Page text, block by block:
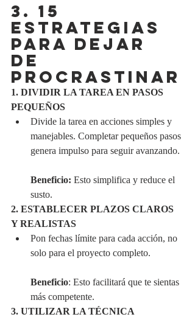
3. 15
ESTRATEGIAS
PARA DEJAR
DE
PROCRASTINAR
1. DIVIDIR LA TAREA EN PASOS
PEQUEÑOS
Divide la tarea en acciones simples y
manejables. Completar pequeños pasos
genera impulso para seguir avanzando.
Beneficio: Esto simplifica y reduce el
susto.
2. ESTABLECER PLAZOS CLAROS
Y REALISTAS
Pon fechas límite para cada acción, no
solo para el proyecto completo.
Beneficio: Esto facilitará que te sientas
más competente.
3. UTILIZAR LA TÉCNICA